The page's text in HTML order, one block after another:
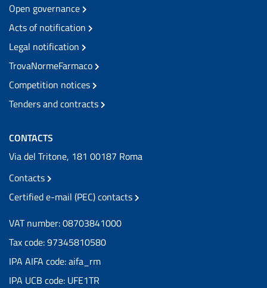
Open governance
Acts of notification
Legal notification
TrovaNormeFarmaco
Competition notices
Tenders and contracts
CONTACTS
Via del Tritone, 181 00187 Roma
Contacts
Certified e-mail (PEC) contacts
VAT number: 08703841000
Tax code: 97345810580
IPA AIFA code: aifa_rm
IPA UCB code: UFE1TR